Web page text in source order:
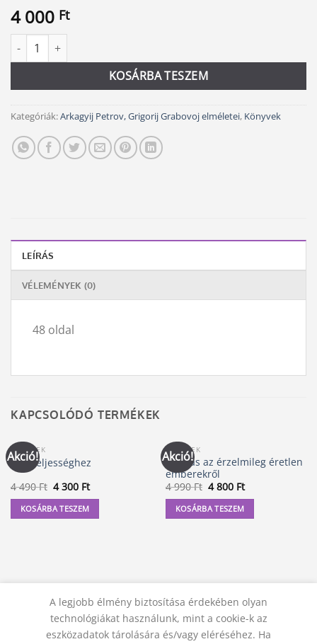
4 000 Ft
Isten önszerveződése az ember cselekvésével mennyiség
KOSÁRBA TESZEM
Alternative:
Kategóriák:Arkagyij Petrov, Grigorij Grabovoj elméletei, Könyvek
LEÍRÁS
VÉLEMÉNYEK (0)
48 oldal
KAPCSOLÓDÓ TERMÉKEK
Akció!
KÖNYVEK
Út a teljességhez
4 490Ft Original
was:
4
490 Ft.
4 300 FtCurrent
is:
4
300 Ft.
KOSÁRBA TESZEM
Akció!
KÖNYVEK
Leválás az érzelmileg éretlen
emberekről
4 990Ft Original
was:
4
990 Ft.
4 800 FtCurrent
is:
4
800 Ft.
KOSÁRBA TESZEM
A legjobb élmény biztosítása érdekében olyan
technológiákat használunk, mint a cookie-k az
eszközadatok tárolására és/vagy eléréséhez. Ha